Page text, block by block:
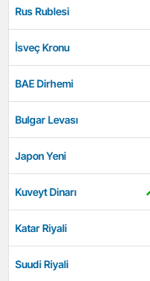
Rus Rublesi
İsveç Kronu
BAE Dirhemi
Bulgar Levası
Japon Yeni
Kuveyt Dinarı
Katar Riyali
Suudi Riyali